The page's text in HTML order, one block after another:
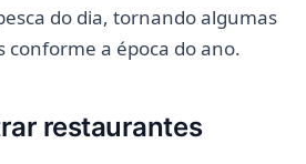
do dia, tornando algumas
conforme a época do ano.
restaurantes